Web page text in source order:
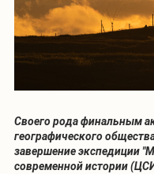
Своего рода финальным
географического
завершение экспедиции
современной истории